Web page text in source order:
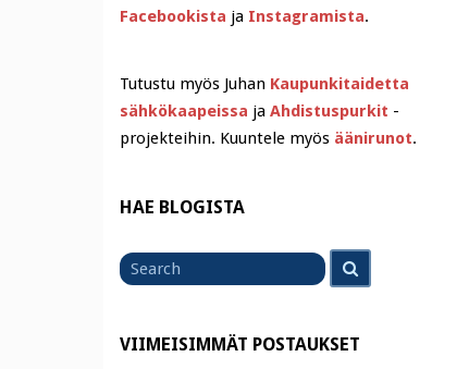
Facebookista ja Instagramista.
Tutustu myös Juhan Kaupunkitaidetta
sähkökaapeissa ja Ahdistuspurkit -
projekteihin. Kuuntele myös äänirunot.
HAE BLOGISTA
for
VIIMEISIMMÄT POSTAUKSET